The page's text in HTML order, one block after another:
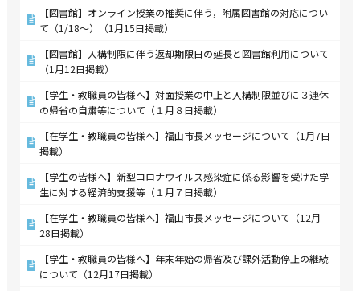
【図書館】オンライン授業の推奨に伴う，附属図書館の対応につい
て（1/18～）（1月15日掲載）
【図書館】入構制限に伴う返却期限日の延長と図書館利用について
（1月12日掲載）
【学生・教職員の皆様へ】対面授業の中止と入構制限並びに３連休
の帰省の自粛等について（１月８日掲載）
【在学生・教職員の皆様へ】福山市長メッセージについて（1月7日
掲載）
【学生の皆様へ】新型コロナウイルス感染症に係る影響を受けた学
生に対する経済的支援等（１月７日掲載）
【在学生・教職員の皆様へ】福山市長メッセージについて（12月
28日掲載）
【学生・教職員の皆様へ】年末年始の帰省及び課外活動停止の継続
について（12月17日掲載）